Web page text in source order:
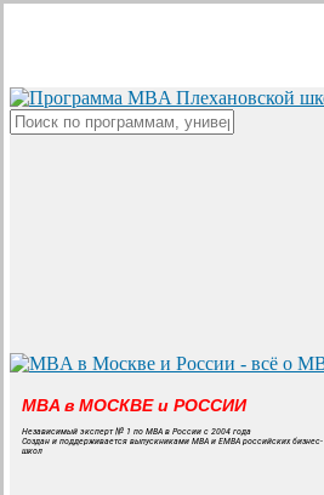
content
MBA в МОСКВЕ и РОССИИ
Независимый эксперт № 1 по MBA в России с 2004 года
Создан и поддерживается выпускниками MBA и EMBA российских бизнес-
школ